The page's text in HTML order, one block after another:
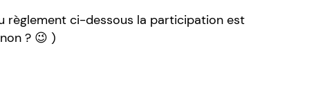
règlement ci-dessous la participation est
? 😉 )